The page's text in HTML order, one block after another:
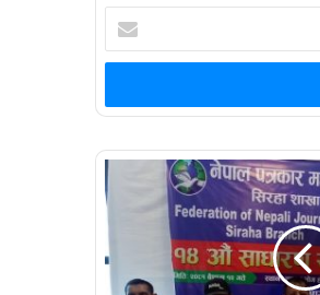
Enter
your
Email